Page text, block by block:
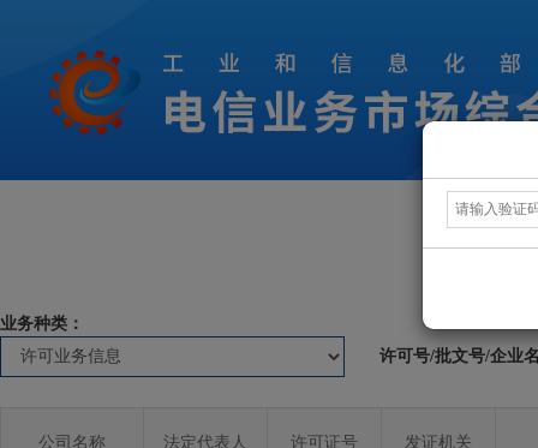
业务种类：
许可号/批文号/企业
公司名称 法定代表人 许可证号 发证机关